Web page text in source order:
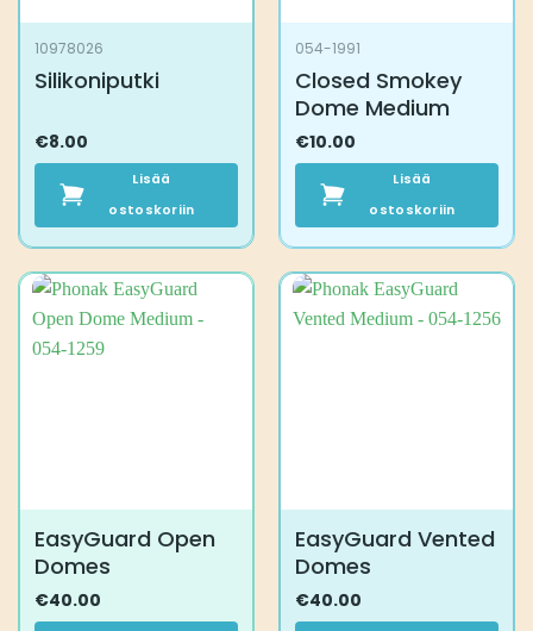
10978026
Silikoniputki
€8.00
Lisää
ostoskoriin
054-1991
Closed Smokey
Dome Medium
€10.00
Lisää
ostoskoriin
EasyGuard Open
Domes
€40.00
EasyGuard Vented
Domes
€40.00